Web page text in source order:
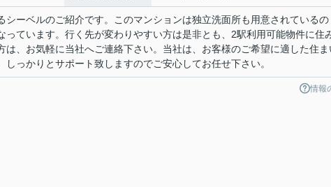
シーベルのご紹介です。このマンションは独立洗面所も用意されているの
っています。行く先が変わりやすい方は是非とも、2駅利用可能物件に住
は、お気軽に当社へご連絡下さい。当社は、お客様のご希望に適した住ま
っかりとサポート致しますのでご安心してお任せ下さい。
情報